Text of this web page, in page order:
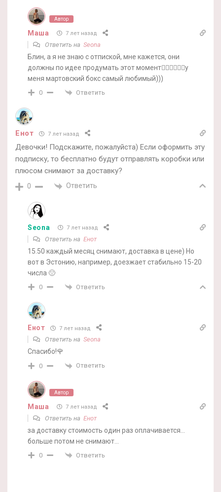
Автор
Маша 7 лет назад
Ответить на Seona
Блин, а я не знаю с отпиской, мне кажется, они
должны по идее продумать этот момент🤷‍♀️🤷‍♀️🤷‍♀️у
меня мартовский бокс самый любимый)))
0 Ответить
Енот 7 лет назад
Девочки! Подскажите, пожалуйста) Если оформить эту
подписку, то бесплатно будут отправлять коробки или
плюсом снимают за доставку?
0 Ответить
Seona 7 лет назад
Ответить на Енот
15.50 каждый месяц снимают, доставка в цене) Но
вот в Эстонию, например, доезжает стабильно 15-20
числа 🙁
0 Ответить
Енот 7 лет назад
Ответить на Seona
Спасибо!🌹
0 Ответить
Автор
Маша 7 лет назад
Ответить на Енот
за доставку стоимость один раз оплачивается…
больше потом не снимают…
0 Ответить